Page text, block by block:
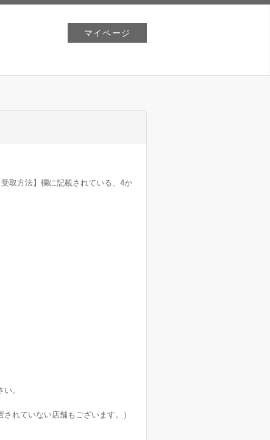
マイページ
取方法】欄に記載されている、4か
。
れていない店舗もございます。）